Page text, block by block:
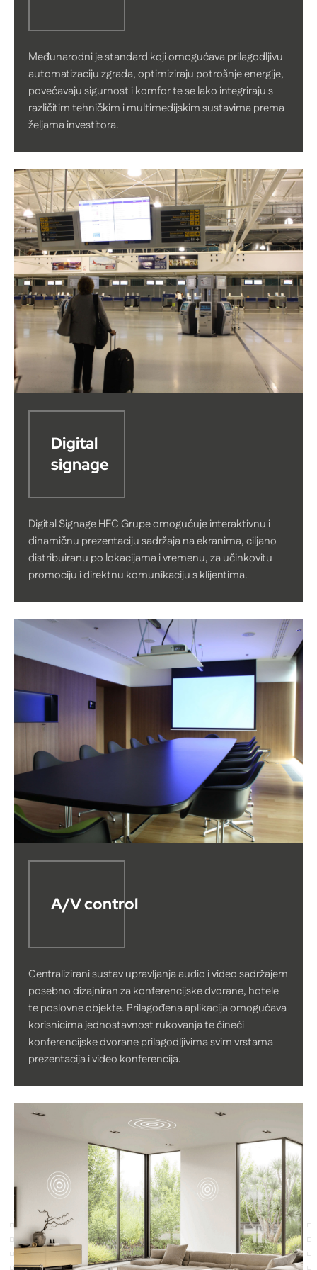
Međunarodni je standard koji omogućava prilagodljivu
automatizaciju zgrada, optimiziraju potrošnje energije,
povećavaju sigurnost i komfor te se lako integriraju s
različitim tehničkim i multimedijskim sustavima prema
željama investitora.
Digital
signage
Digital Signage HFC Grupe omogućuje interaktivnu i
dinamičnu prezentaciju sadržaja na ekranima, ciljano
distribuiranu po lokacijama i vremenu, za učinkovitu
promociju i direktnu komunikaciju s klijentima.
A/V control
Centralizirani sustav upravljanja audio i video sadržajem
posebno dizajniran za konferencijske dvorane, hotele
te poslovne objekte. Prilagođena aplikacija omogućava
korisnicima jednostavnost rukovanja te čineći
konferencijske dvorane prilagodljivima svim vrstama
prezentacija i video konferencija.